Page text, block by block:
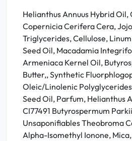
Helianthus Annuus Hybrid Oil,
Copernicia Cerifera Cera,
Triglycerides, Cellulose,
Seed Oil, Macadamia
Armeniaca Kernel Oil,
Butter,, Synthetic
Oleic/Linolenic
Seed Oil, Parfum, Helianthus
CI77491 Butyrospermum
Unsaponifiables Theobroma
Alpha-Isomethyl Ionone,